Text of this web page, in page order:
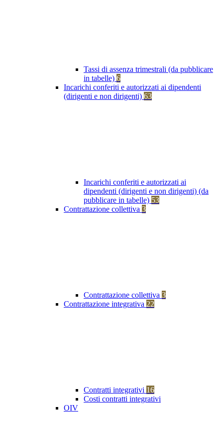
Tassi di assenza trimestrali (da pubblicare
in tabelle) 6
Incarichi conferiti e autorizzati ai dipendenti
(dirigenti e non dirigenti) 63
Incarichi conferiti e autorizzati ai
dipendenti (dirigenti e non dirigenti) (da
pubblicare in tabelle) 53
Contrattazione collettiva 3
Contrattazione collettiva 3
Contrattazione integrativa 22
Contratti integrativi 16
Costi contratti integrativi
OIV